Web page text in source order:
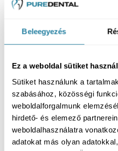
Beleegyezés
Ez a weboldal sütiket használ
Sütiket használunk a
szabásához, közösségi
weboldalforgalmunk
hirdető- és elemező
weboldalhasználatra
adatokat más olyan